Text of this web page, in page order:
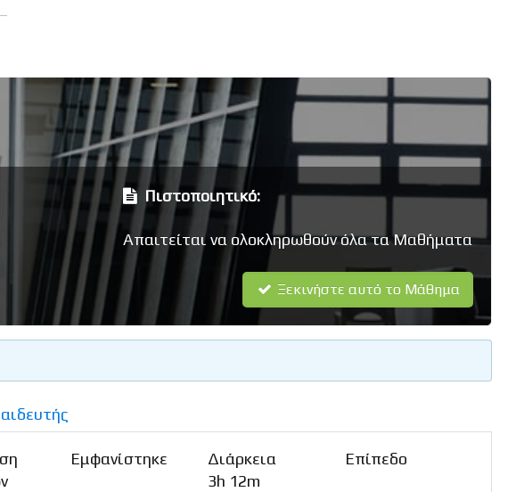
Πιστοποιητικό:
Απαιτείται να ολοκληρωθούν όλα τα Μαθήματα
Ξεκινήστε αυτό το Μάθημα
Εμφανίστηκε
Διάρκεια
3h 12m
Επίπεδο